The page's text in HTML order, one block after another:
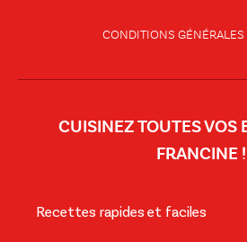
CONDITIONS GÉNÉRALES
CUISINEZ TOUTES VOS
FRANCINE !
Recettes rapides et faciles